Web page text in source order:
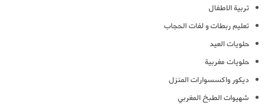
تربية الاطفال
تعليم ربطات و لفات الحجاب
حلويات العيد
حلويات مغربية
ديكور واكسسوارات المنزل
شهيوات الطبخ المغربي